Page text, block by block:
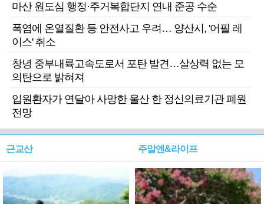
마산 원도심 행정·주거복합단지 연내 준공 수순
폭염에 온열질환 등 안전사고 우려… 양산시, '어필 레
이스' 취소
창녕 중부내륙고속도로서 포탄 발견…살상력 없는 모
의탄으로 밝혀져
입원환자가 연달아 사망한 울산 한 정신의료기관 폐원
전망
근교산 주말엔&라이프